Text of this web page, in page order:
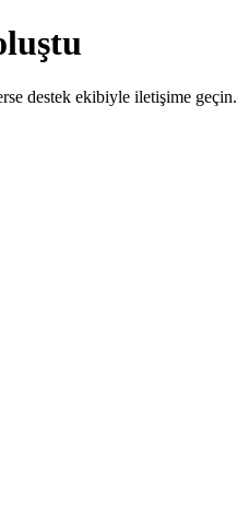
destek ekibiyle iletişime geçin.